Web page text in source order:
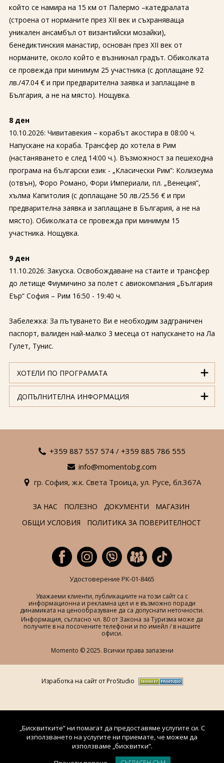
който се намира на 15 км от Палермо –катедралата
(строена от норманите през XII век и съхраняваща
уникален ансамбъл от византийски мозайки),
бенедиктинския манастир, основан през XII век от
норманите, около който е възникнал градът. Обиколката
се провежда при минимум 25 участника (с доплащане 92
лв./47.04 € и при предварителна заявка и заплащане в
България, а не на място). Нощувка.
8 ден
10.10.2026: Чивитавекия – корабът акостира в 08:00 ч.
Напускане на кораба. Трансфер до хотела в Рим
(настаняването е след 14:00 ч.). Възможност за пешеходна
програма на български език - „Класически Рим”: Колизеума
(отвън), Форо Романо, Фори Империали, пл. „Венеция”,
хълма Капитолия (с доплащане 50 лв./25.56 € и при
предварителна заявка и заплащане в България, а не на
място). Обиколката се провежда при минимум 15
участника. Нощувка.
9 ден
11.10.2026: Закуска. Освобождаване на стаите и трансфер
до летище Фиумичино за полет с авиокомпания „България
Еър“ София – Рим 16:50 - 19:40 ч.
Забележка: За пътуването Ви е необходим задграничен
паспорт, валиден най-малко 3 месеца от напускането на Ла
Гулет, Тунис.
ХОТЕЛИ ПО ПРОГРАМАТА
ДОПЪЛНИТЕЛНА ИНФОРМАЦИЯ
+359 887 557 574 / +359 885 786 555
info@momentobg.com
гр. София, ж.к. Света Троица, ул. Русе, бл.367А
ЗА НАС ПОЛЕЗНО ДОКУМЕНТИ
МАГАЗИН
ОБЩИ УСЛОВИЯ
ПОЛИТИКА ЗА ПОВЕРИТЕЛНОСТ
Удостоверение РК-01-8465
Уважаеми клиенти, публикациите на този сайт са с
информационна и рекламна цел и е възможно поради
динамиката на ценообразуване да са допуснати неточности.
Информация, съгласно чл. 80 от Закона за Туризма може да
получите в на посочените телефони и по имейл / в нашите
офиси.
Momento © 2025. Всички права запазени
Изработка на сайт от ProStudio
„Бисквитките“ ни помагат да предоставяме услугите си. С
използването на услугите ни приемате, че можем да
използваме „бисквитки“.